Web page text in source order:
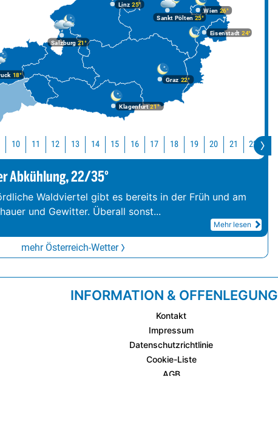
Graz 22°
18°
Klagenfurt21°
Linz 25°
Salzburg21°
Wien 26°
Eisenstadt 24°
Sankt Pölten 25°
10 11 12 13 14 15 16 17 18 19 20 21 22
Abkühlung, 22/35°
Waldviertel gibt es bereits in der Früh und am
und Gewitter. Überall sonst...
Mehr lesen
mehr Österreich-Wetter
INFORMATION & OFFENLEGUNG
Kontakt
Impressum
Datenschutzrichtlinie
Cookie-Liste
AGB